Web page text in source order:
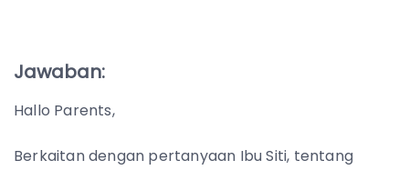
Jawaban:
Hallo Parents,
Berkaitan dengan pertanyaan Ibu Siti, tentang